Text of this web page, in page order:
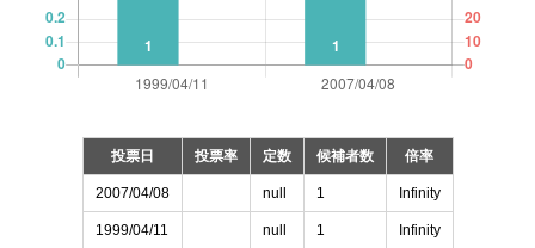
投票日 投票率 定数 候補者数 倍率
2007/04/08 null 1 Infinity
1999/04/11 null 1 Infinity